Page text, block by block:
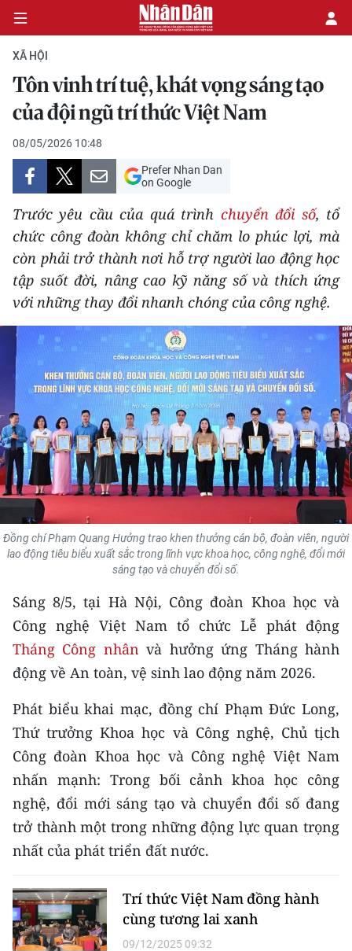
CHÍNH TRỊ
KINH TẾ
VĂN HÓA
XÃ HỘI
PHÁP LUẬT
DU LỊCH
THẾ GIỚI
THỂ THAO
GIÁO DỤC
Y TẾ
KHOA HỌC - CÔNG NGHỆ
MÔI TRƯỜNG
BẠN ĐỌC
KIỂM CHỨNG THÔNG TIN
TRI THỨC CHUYÊN SÂU
54 DÂN TỘC VIỆT NAM
CHƯƠNG TRÌNH OCOP - MỖI XÃ
MỘT SẢN PHẨM
RADIO
MEDIA CENTER
E-Magazine
Video
Media Chính trị
XÃ HỘI
Tôn vinh trí tuệ, khát vọng sáng tạo
của đội ngũ trí thức Việt Nam
08/05/2026 10:48
Prefer Nhan Dan
on Google
Trước yêu cầu của quá trình chuyển đổi số, tổ
chức công đoàn không chỉ chăm lo phúc lợi, mà
còn phải trở thành nơi hỗ trợ người lao động học
tập suốt đời, nâng cao kỹ năng số và thích ứng
với những thay đổi nhanh chóng của công nghệ.
Đồng chí Phạm Quang Hưởng trao khen thưởng cán bộ, đoàn viên, người
lao động tiêu biểu xuất sắc trong lĩnh vực khoa học, công nghệ, đổi mới
sáng tạo và chuyển đổi số.
Sáng 8/5, tại Hà Nội, Công đoàn Khoa học và
Công nghệ Việt Nam tổ chức Lễ phát động
Tháng Công nhân và hưởng ứng Tháng hành
động về An toàn, vệ sinh lao động năm 2026.
Phát biểu khai mạc, đồng chí Phạm Đức Long,
Thứ trưởng Khoa học và Công nghệ, Chủ tịch
Công đoàn Khoa học và Công nghệ Việt Nam
nhấn mạnh: Trong bối cảnh khoa học công
nghệ, đổi mới sáng tạo và chuyển đổi số đang
trở thành một trong những động lực quan trọng
nhất của phát triển đất nước.
Trí thức Việt Nam đồng hành
cùng tương lai xanh
09/12/2025 09:32